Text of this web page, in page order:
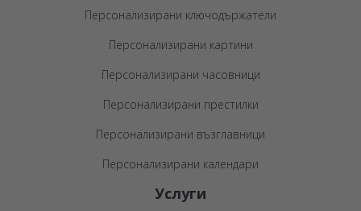
Персонализирани ключодържатели
Персонализирани картини
Персонализирани часовници
Персонализирани престилки
Персонализирани възглавници
Персонализирани календари
Услуги